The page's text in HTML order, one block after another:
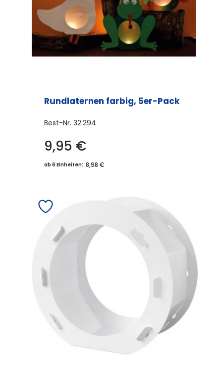
Rundlaternen farbig, 5er-Pack
Best-Nr. 32.294
9,95 €
ab 6 Einheiten: 8,98 €
Varianten
Die
Optionen
können
Produktseite
gewählt
werden